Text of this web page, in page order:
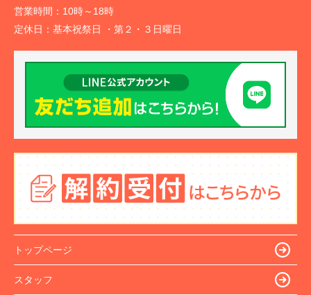
営業時間： 10時～18時
定休日： 基本祝祭日 ・第２・３日曜日
トップページ
スタッフ